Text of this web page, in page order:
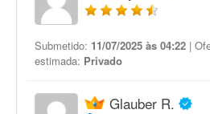
Submetido: 11/07/2025 às 04:22 |
estimada: Privado
Glauber R.